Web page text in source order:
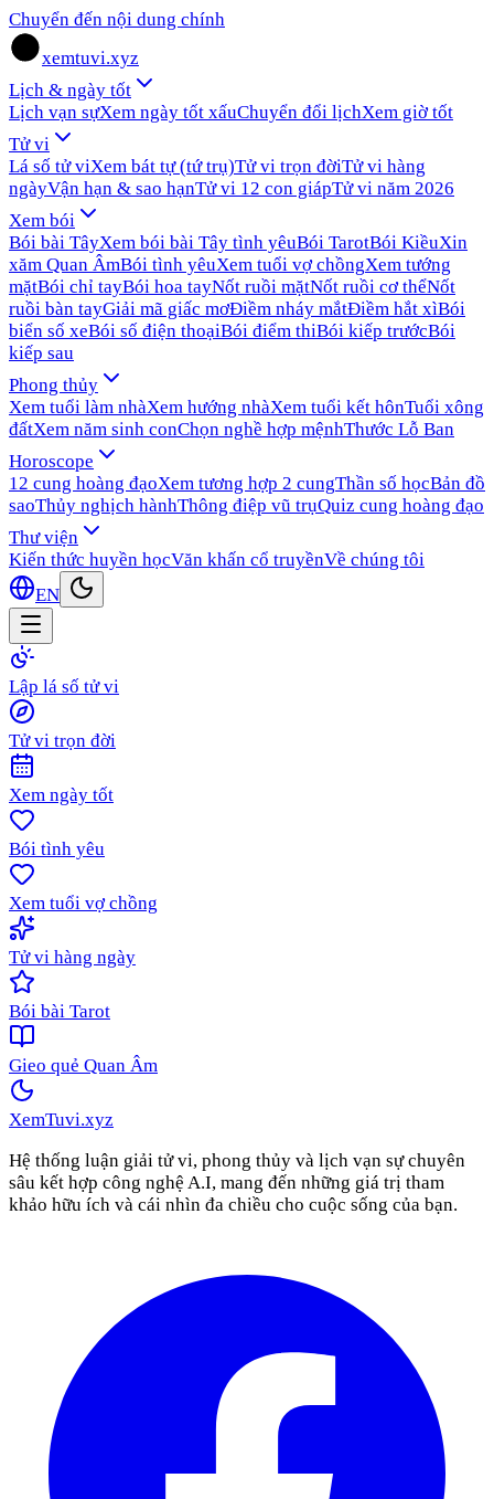
Chuyển đến nội dung chính
xemtuvi.xyz
Lịch & ngày tốt
Lịch vạn sựXem ngày tốt xấuChuyển đổi lịchXem giờ tốt
Tử vi
Lá số tử viXem bát tự (tứ trụ)Tử vi trọn đờiTử vi hàng
ngàyVận hạn & sao hạnTử vi 12 con giápTử vi năm 2026
Xem bói
Bói bài TâyXem bói bài Tây tình yêuBói TarotBói KiềuXin
xăm Quan ÂmBói tình yêuXem tuổi vợ chồngXem tướng
mặtBói chỉ tayBói hoa tayNốt ruồi mặtNốt ruồi cơ thểNốt
ruồi bàn tayGiải mã giấc mơĐiềm nháy mắtĐiềm hắt xìBói
biển số xeBói số điện thoạiBói điểm thiBói kiếp trướcBói
kiếp sau
Phong thủy
Xem tuổi làm nhàXem hướng nhàXem tuổi kết hônTuổi xông
đấtXem năm sinh conChọn nghề hợp mệnhThước Lỗ Ban
Horoscope
12 cung hoàng đạoXem tương hợp 2 cungThần số họcBản đồ
saoThủy nghịch hànhThông điệp vũ trụQuiz cung hoàng đạo
Thư viện
Kiến thức huyền họcVăn khấn cổ truyềnVề chúng tôi
EN
Lập lá số tử vi
Tử vi trọn đời
Xem ngày tốt
Bói tình yêu
Xem tuổi vợ chồng
Tử vi hàng ngày
Bói bài Tarot
Gieo quẻ Quan Âm
XemTuvi.xyz
Hệ thống luận giải tử vi, phong thủy và lịch vạn sự chuyên
sâu kết hợp công nghệ A.I, mang đến những giá trị tham
khảo hữu ích và cái nhìn đa chiều cho cuộc sống của bạn.